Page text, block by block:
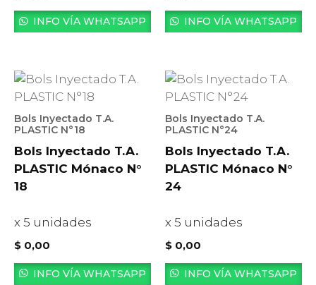
INFO VÍA WHATSAPP INFO VÍA WHATSAPP
Bols Inyectado T.A.
PLASTIC N°18
Bols Inyectado T.A.
PLASTIC Mónaco N°
18
x 5 unidades
$ 0,00
INFO VÍA WHATSAPP
Bols Inyectado T.A.
PLASTIC N°24
Bols Inyectado T.A.
PLASTIC Mónaco N°
24
x 5 unidades
$ 0,00
INFO VÍA WHATSAPP